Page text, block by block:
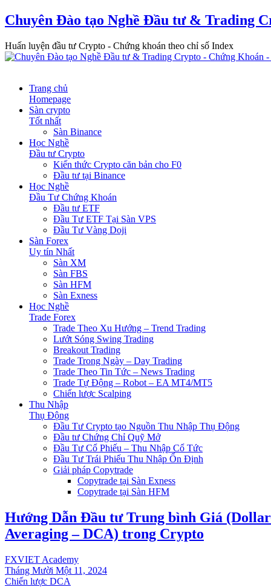
Chuyên Đào tạo Nghề Đầu tư & Trading
Huấn luyện đầu tư Crypto - Chứng khoán theo chỉ số Index
Trang chủ
Homepage
Sàn crypto
Tốt nhất
Sàn Binance
Học Nghề
Đầu tư Crypto
Kiến thức Crypto căn bản cho F0
Đầu tư tại Binance
Học Nghề
Đầu Tư Chứng Khoán
Đầu tư ETF
Đầu Tư ETF Tại Sàn VPS
Đầu Tư Vàng Doji
Sàn Forex
Uy tín Nhất
Sàn XM
Sàn FBS
Sàn HFM
Sàn Exness
Học Nghề
Trade Forex
Trade Theo Xu Hướng – Trend Trading
Lướt Sóng Swing Trading
Breakout Trading
Trade Trong Ngày – Day Trading
Trade Theo Tin Tức – News Trading
Trade Tự Động – Robot – EA MT4/MT5
Chiến lược Scalping
Thu Nhập
Thụ Động
Đầu Tư Crypto tạo Nguồn Thu Nhập Thụ Động
Đầu tư Chứng Chỉ Quỹ Mở
Đầu Tư Cổ Phiếu – Thu Nhập Cổ Tức
Đầu Tư Trái Phiếu Thu Nhập Ổn Định
Giải pháp Copytrade
Copytrade tại Sàn Exness
Copytrade tại Sàn HFM
Hướng Dẫn Đầu tư Trung bình Giá
Averaging – DCA) trong Crypto
FXVIET Academy
Tháng Mười Một 11, 2024
Chiến lược DCA